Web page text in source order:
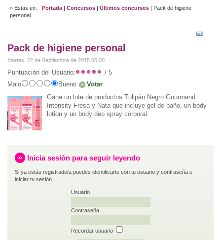
» Estás en: Portada | Concursos | Últimos concursos | Pack de higiene
personal
Pack de higiene personal
Martes, 22 de Septiembre de 2015 00:00
Puntuación del Usuario:
/ 5
Malo
Bueno
Gana un lote de productos Tulipán Negro Gourmand
Intensity Fresa y Nata que incluye gel de baño, un body
lotion y un body deo spray corporal.
Inicia sesión para seguir leyendo
Si ya estás registrado/a puedes identificarte con tu usuario y contraseña e
iniciar tu sesión.
Usuario
Contraseña
Recordar usuario